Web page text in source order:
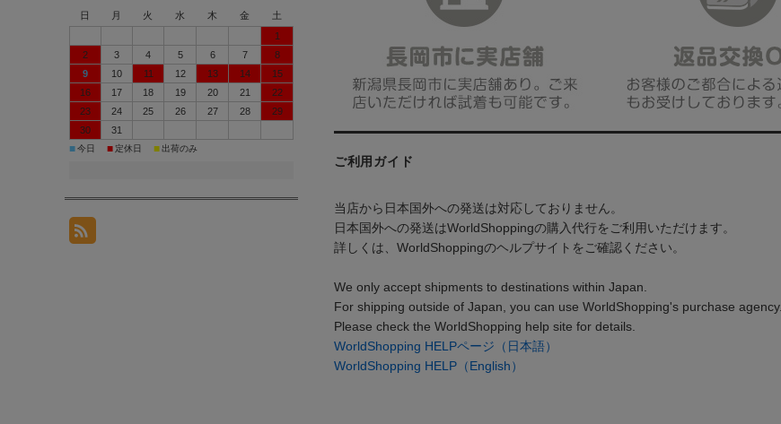
ご利用ガイド
当店から日本国外への発送は対応しておりません。
日本国外への発送はWorldShoppingの購入代行をご利用いただけます。
詳しくは、WorldShoppingのヘルプサイトをご確認ください。
We only accept shipments to destinations within Japan.
For shipping outside of Japan, you can use WorldShopping's purchase agency.
Please check the WorldShopping help site for details.
WorldShopping HELPページ（日本語）
WorldShopping HELP（English）
日 月 火 水 木 金
土
1
2
3 4 5 6 7
8
9
10 11 12 13 14
15
16
17 18 19 20 21
22
23
24 25 26 27 28
29
30
31
■今日 ■ 定休日 ■出荷のみ